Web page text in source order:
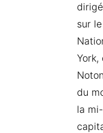
sur
York,
du
la